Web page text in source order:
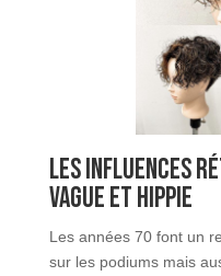
Les influences
vague et hippie
Les années 70 font un
sur les podiums mais